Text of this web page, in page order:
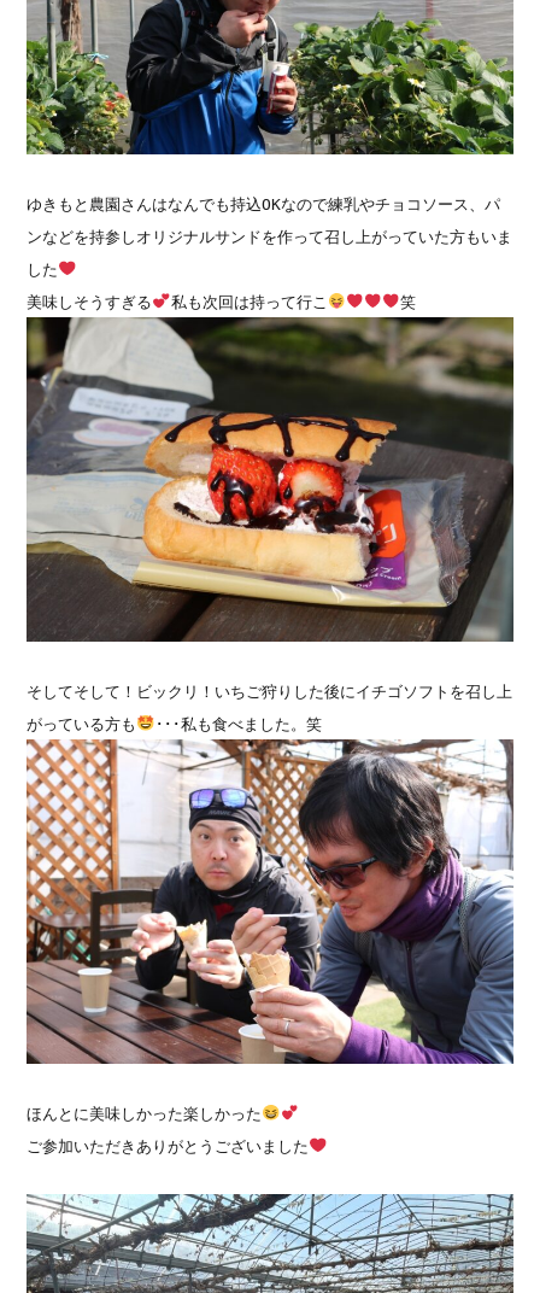
ゆきもと農園さんはなんでも持込OKなので練乳やチョコソース、パ
ンなどを持参しオリジナルサンドを作って召し上がっていた方もいま
した
美味しそうすぎる
私も次回は持って行こ 笑
そしてそして！ビックリ！いちご狩りした後にイチゴソフトを召し上
がっている方も
･･･私も食べました。笑
ほんとに美味しかった楽しかった
ご参加いただきありがとうございました